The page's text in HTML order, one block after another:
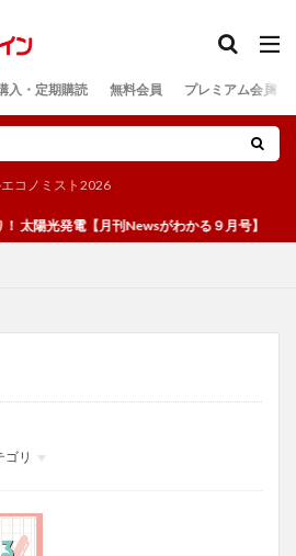
入・定期購読 無料会員 プレミアム会員
コノミスト2026
太陽光発電【月刊Newsがわかる９月号】
ゴリ
検索